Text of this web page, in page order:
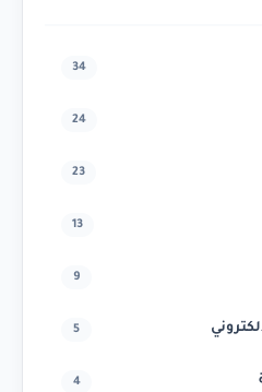
34
24
23
13
9
5
4